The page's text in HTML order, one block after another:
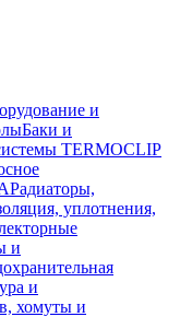
и
Баки и
TERMOCLIP
Радиаторы,
уплотнения,
и
и
хомуты и